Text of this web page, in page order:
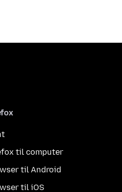
til computer
til Android
til iOS